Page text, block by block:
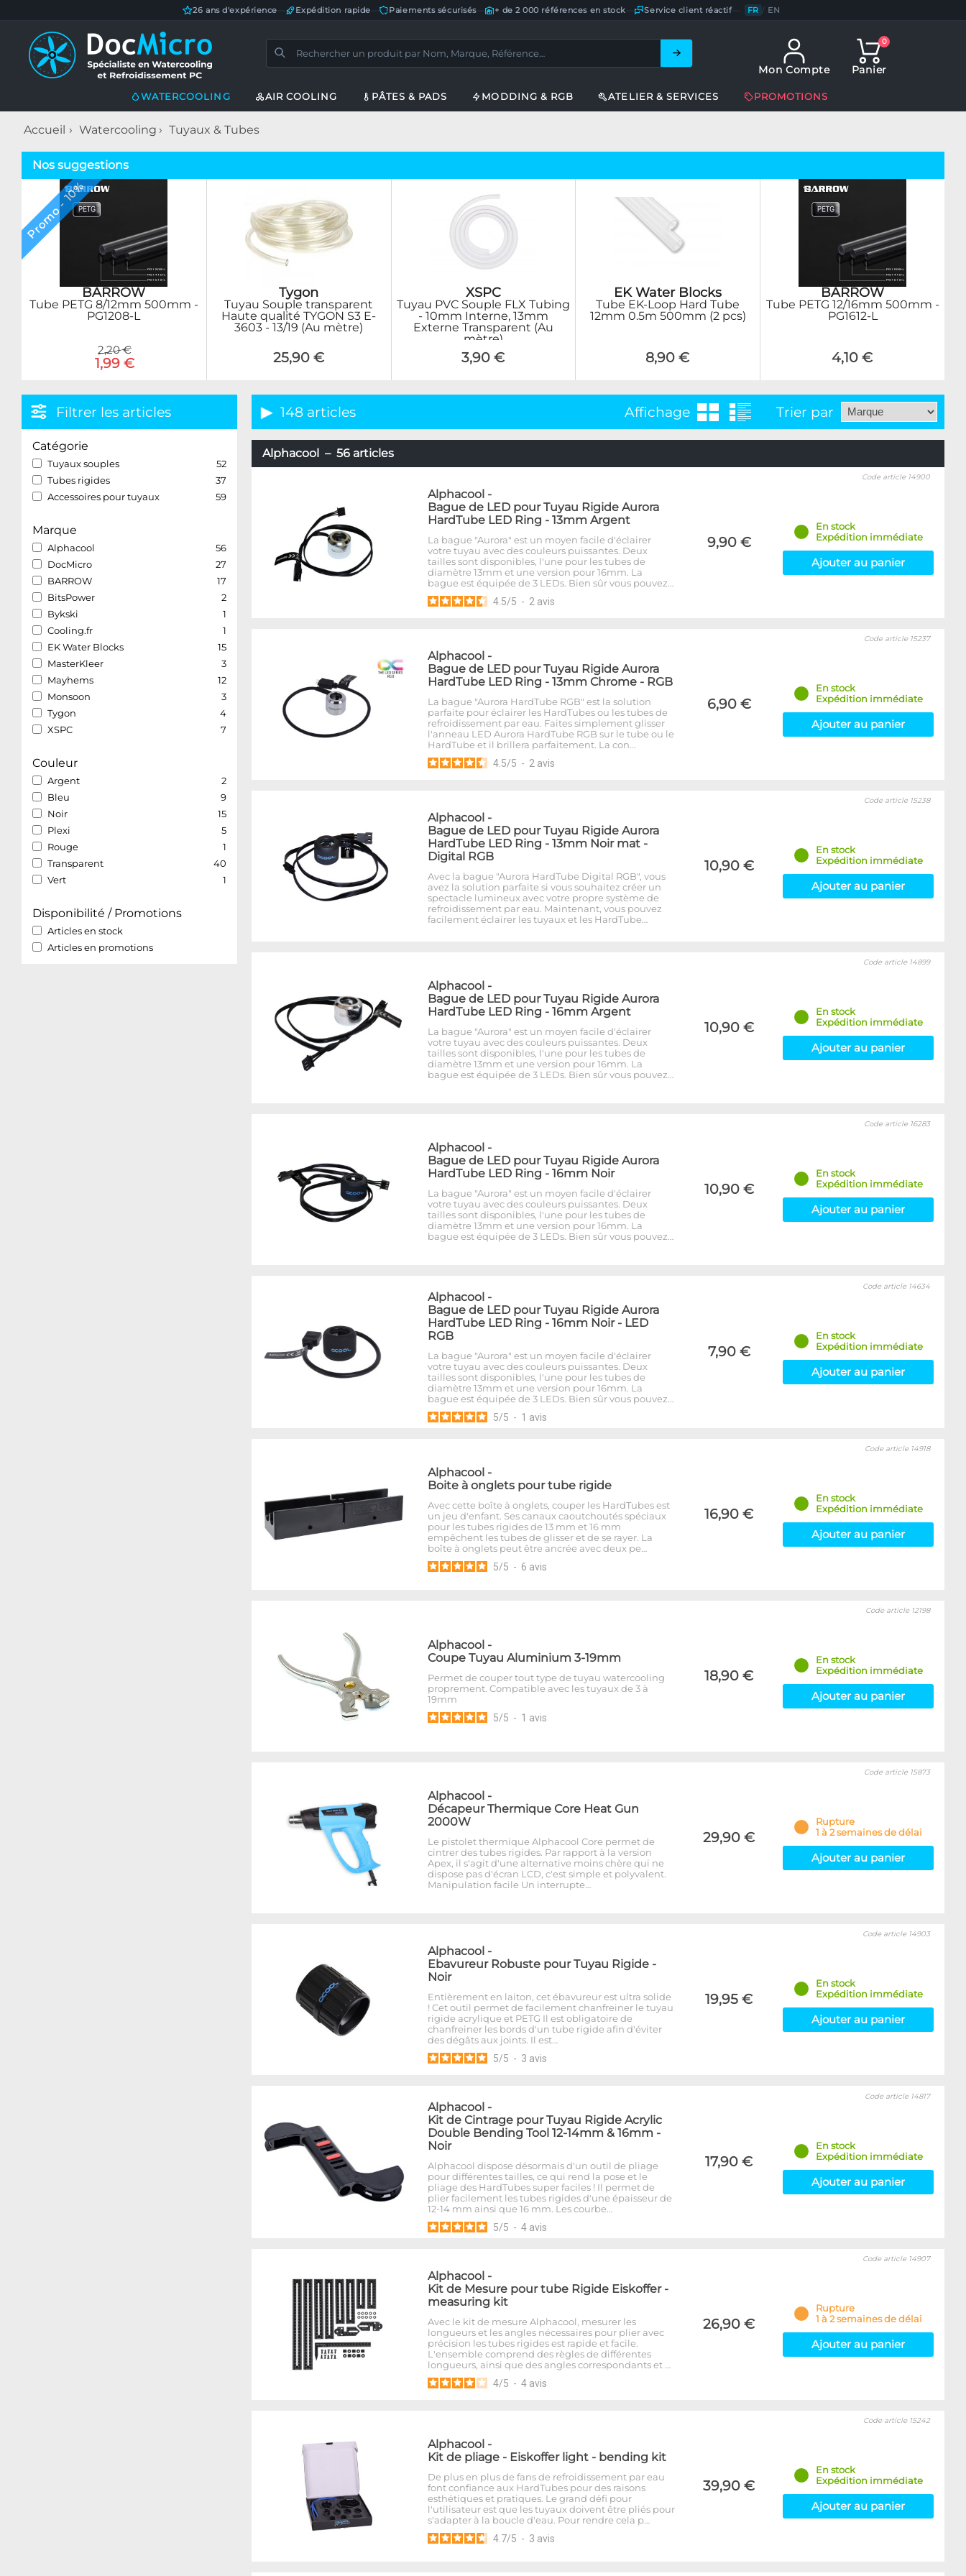
26 ans d'expérience Expédition rapide Paiements sécurisés— + de 2 000 références en stock Service client réactif— FR / EN
Mon Compte
0
Panier
WATERCOOLING AIR COOLING PÂTES & PADS MODDING & RGB ATELIER & SERVICES PROMOTIONS
Accueil Watercooling Tuyaux & Tubes
Nos suggestions
Promo - 10%
BARROW
Tube PETG 8/12mm 500mm -
PG1208-L
2,20 €
1,99 €
Tygon
Tuyau Souple transparent
Haute qualité TYGON S3 E-
3603 - 13/19 (Au mètre)
25,90 €
XSPC
Tuyau PVC Souple FLX Tubing
- 10mm Interne, 13mm
Externe Transparent (Au
mètre)
3,90 €
EK Water Blocks
Tube EK-Loop Hard Tube
12mm 0.5m 500mm (2 pcs)
8,90 €
BARROW
Tube PETG 12/16mm 500mm -
PG1612-L
4,10 €
Filtrer les articles
Catégorie
Tuyaux souples
52
Tubes rigides
37
Accessoires pour tuyaux
59
Marque
Alphacool
56
DocMicro
27
BARROW
17
BitsPower
2
Bykski
1
Cooling.fr
1
EK Water Blocks
15
MasterKleer
3
Mayhems
12
Monsoon
3
Tygon
4
XSPC
7
Couleur
Argent
2
Bleu
9
Noir
15
Plexi
5
Rouge
1
Transparent
40
Vert
1
Disponibilité / Promotions
Articles en stock
Articles en promotions
148 articles Affichage Trier par
Alphacool – 56 articles
Alphacool -
Bague de LED pour Tuyau Rigide Aurora
HardTube LED Ring - 13mm Argent
La bague "Aurora" est un moyen facile d'éclairer
votre tuyau avec des couleurs puissantes. Deux
tailles sont disponibles, l'une pour les tubes de
diamètre 13mm et une version pour 16mm. La
bague est équipée de 3 LEDs. Bien sûr vous pouvez…
4.5/5 - 2 avis
9,90 €
Code article 14900
En stock
Expédition immédiate
Ajouter au panier
Alphacool -
Bague de LED pour Tuyau Rigide Aurora
HardTube LED Ring - 13mm Chrome - RGB
La bague "Aurora HardTube RGB" est la solution
parfaite pour éclairer les HardTubes ou les tubes de
refroidissement par eau. Faites simplement glisser
l'anneau LED Aurora HardTube RGB sur le tube ou le
HardTube et il brillera parfaitement. La con…
4.5/5 - 2 avis
6,90 €
Code article 15237
En stock
Expédition immédiate
Ajouter au panier
Alphacool -
Bague de LED pour Tuyau Rigide Aurora
HardTube LED Ring - 13mm Noir mat -
Digital RGB
Avec la bague "Aurora HardTube Digital RGB", vous
avez la solution parfaite si vous souhaitez créer un
spectacle lumineux avec votre propre système de
refroidissement par eau. Maintenant, vous pouvez
facilement éclairer les tuyaux et les HardTube…
10,90 €
Code article 15238
En stock
Expédition immédiate
Ajouter au panier
Alphacool -
Bague de LED pour Tuyau Rigide Aurora
HardTube LED Ring - 16mm Argent
La bague "Aurora" est un moyen facile d'éclairer
votre tuyau avec des couleurs puissantes. Deux
tailles sont disponibles, l'une pour les tubes de
diamètre 13mm et une version pour 16mm. La
bague est équipée de 3 LEDs. Bien sûr vous pouvez…
10,90 €
Code article 14899
En stock
Expédition immédiate
Ajouter au panier
Alphacool -
Bague de LED pour Tuyau Rigide Aurora
HardTube LED Ring - 16mm Noir
La bague "Aurora" est un moyen facile d'éclairer
votre tuyau avec des couleurs puissantes. Deux
tailles sont disponibles, l'une pour les tubes de
diamètre 13mm et une version pour 16mm. La
bague est équipée de 3 LEDs. Bien sûr vous pouvez…
10,90 €
Code article 16283
En stock
Expédition immédiate
Ajouter au panier
Alphacool -
Bague de LED pour Tuyau Rigide Aurora
HardTube LED Ring - 16mm Noir - LED
RGB
La bague "Aurora" est un moyen facile d'éclairer
votre tuyau avec des couleurs puissantes. Deux
tailles sont disponibles, l'une pour les tubes de
diamètre 13mm et une version pour 16mm. La
bague est équipée de 3 LEDs. Bien sûr vous pouvez…
5/5 - 1 avis
7,90 €
Code article 14634
En stock
Expédition immédiate
Ajouter au panier
Alphacool -
Boite à onglets pour tube rigide
Avec cette boîte à onglets, couper les HardTubes est
un jeu d'enfant. Ses canaux caoutchoutés spéciaux
pour les tubes rigides de 13 mm et 16 mm
empêchent les tubes de glisser et de se rayer. La
boîte à onglets peut être ancrée avec deux pe…
5/5 - 6 avis
16,90 €
Code article 14918
En stock
Expédition immédiate
Ajouter au panier
Alphacool -
Coupe Tuyau Aluminium 3-19mm
Permet de couper tout type de tuyau watercooling
proprement. Compatible avec les tuyaux de 3 à
19mm
5/5 - 1 avis
18,90 €
Code article 12198
En stock
Expédition immédiate
Ajouter au panier
Alphacool -
Décapeur Thermique Core Heat Gun
2000W
Le pistolet thermique Alphacool Core permet de
cintrer des tubes rigides. Par rapport à la version
Apex, il s'agit d'une alternative moins chère qui ne
dispose pas d'écran LCD, c'est simple et polyvalent.
Manipulation facile Un interrupte…
29,90 €
Code article 15873
Rupture
1 à 2 semaines de délai
Ajouter au panier
Alphacool -
Ebavureur Robuste pour Tuyau Rigide -
Noir
Entièrement en laiton, cet ébavureur est ultra solide
! Cet outil permet de facilement chanfreiner le tuyau
rigide acrylique et PETG Il est obligatoire de
chanfreiner les bords d'un tube rigide afin d'éviter
des dégâts aux joints. Il est…
5/5 - 3 avis
19,95 €
Code article 14903
En stock
Expédition immédiate
Ajouter au panier
Alphacool -
Kit de Cintrage pour Tuyau Rigide Acrylic
Double Bending Tool 12-14mm & 16mm -
Noir
Alphacool dispose désormais d'un outil de pliage
pour différentes tailles, ce qui rend la pose et le
pliage des HardTubes super faciles ! Il permet de
plier facilement les tubes rigides d'une épaisseur de
12-14 mm ainsi que 16 mm. Les courbe…
5/5 - 4 avis
17,90 €
Code article 14817
En stock
Expédition immédiate
Ajouter au panier
Alphacool -
Kit de Mesure pour tube Rigide Eiskoffer -
measuring kit
Avec le kit de mesure Alphacool, mesurer les
longueurs et les angles nécessaires pour plier avec
précision les tubes rigides est rapide et facile.
L'ensemble comprend des règles de différentes
longueurs, ainsi que des angles correspondants et …
4/5 - 4 avis
26,90 €
Code article 14907
Rupture
1 à 2 semaines de délai
Ajouter au panier
Alphacool -
Kit de pliage - Eiskoffer light - bending kit
De plus en plus de fans de refroidissement par eau
font confiance aux HardTubes pour des raisons
esthétiques et pratiques. Le grand défi pour
l'utilisateur est que les tuyaux doivent être pliés pour
s'adapter à la boucle d'eau. Pour rendre cela p…
4.7/5 - 3 avis
39,90 €
Code article 15242
En stock
Expédition immédiate
Ajouter au panier